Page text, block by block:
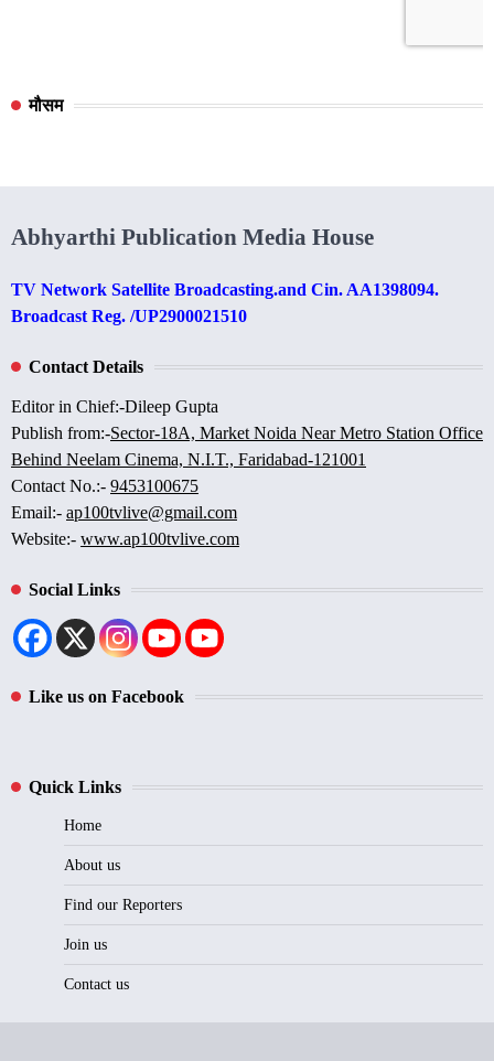
मौसम
Abhyarthi Publication Media House
TV Network Satellite Broadcasting.and Cin. AA1398094.
Broadcast Reg. /UP2900021510
Contact Details
Editor in Chief:-Dileep Gupta
Publish from:-Sector-18A, Market Noida Near Metro Station Office
Behind Neelam Cinema, N.I.T., Faridabad-121001
Contact No.:- 9453100675
Email:- ap100tvlive@gmail.com
Website:- www.ap100tvlive.com
Social Links
Like us on Facebook
Quick Links
Home
About us
Find our Reporters
Join us
Contact us